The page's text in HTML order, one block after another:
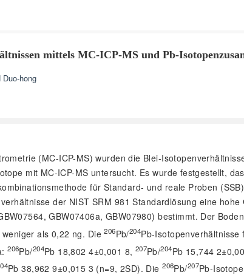
mittels MC-ICP-MS und Pb-
Duo-hong
(MC-ICP-MS) wurden die Blei-
mit MC-ICP-MS untersucht. Es wurde festgestellt,
für Standard- und reale Proben
der NIST SRM 981 Standardlösung eine
GBW07406a, GBW07980) bestimmt. Der
weniger als 0,22 ng. Die206Pb/204Pb-
206Pb/204Pb 18,802 4±0,001 8, 207Pb/204Pb 15,744
Pb 38,962 9±0,015 3 (n=9, 2SD). Die206Pb/207Pb-